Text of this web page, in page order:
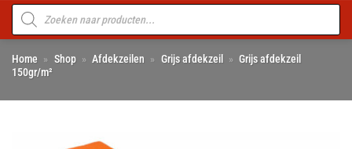
Producten
zoeken
Home » Shop » Afdekzeilen » Grijs afdekzeil » Grijs afdekzeil
150gr/m²